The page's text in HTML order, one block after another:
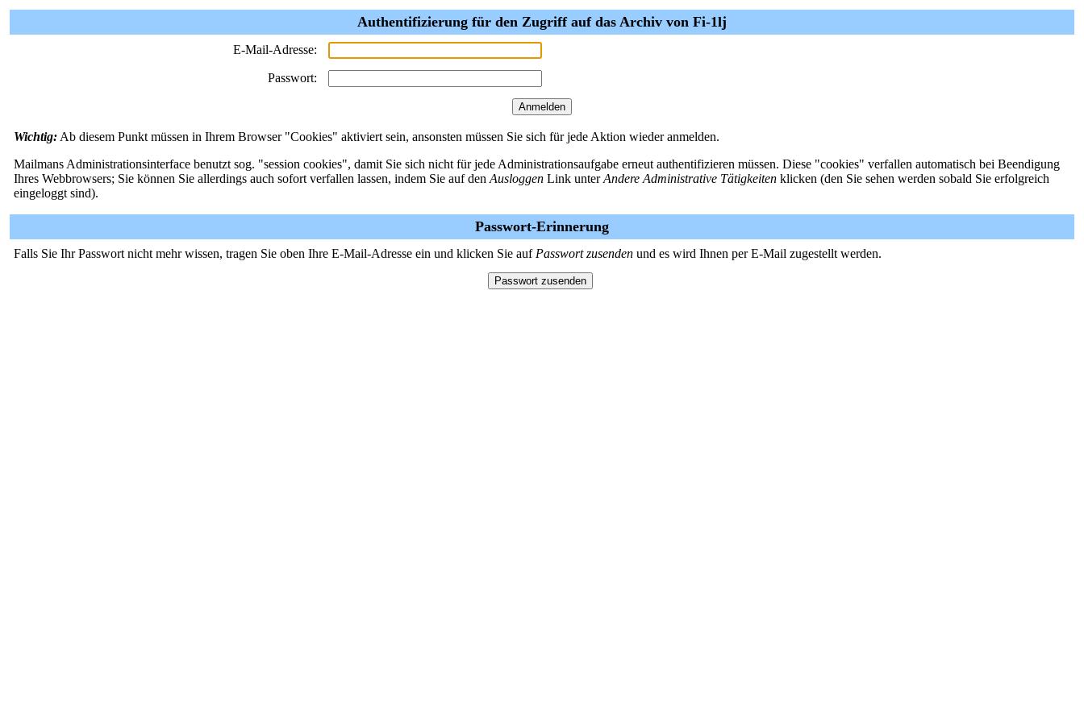
Authentifizierung für den Zugriff auf das Archiv von Fi-1lj
E-Mail-Adresse:
Passwort:
Wichtig: Ab diesem Punkt müssen in Ihrem Browser "Cookies" aktiviert sein, ansonsten müssen Sie sich für jede Aktion wieder anmelden.
Mailmans Administrationsinterface benutzt sog. "session cookies", damit Sie sich nicht für jede Administrationsaufgabe erneut authentifizieren müssen. Diese "cookies" verfallen automatisch bei Beendigung
Ihres Webbrowsers; Sie können Sie allerdings auch sofort verfallen lassen, indem Sie auf den Ausloggen Link unterAndere Administrative Tätigkeiten klicken (den Sie sehen werden sobald Sie erfolgreich
eingeloggt sind).
Passwort-Erinnerung
Falls Sie Ihr Passwort nicht mehr wissen, tragen Sie oben Ihre E-Mail-Adresse ein und klicken Sie auf Passwort zusenden und es wird Ihnen per E-Mail zugestellt werden.